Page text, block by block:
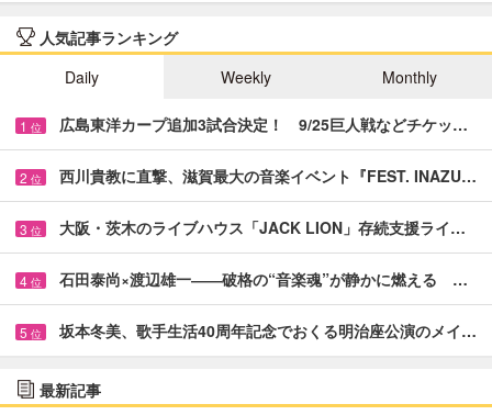
人気記事ランキング
Daily
Weekly Monthly
1 位 広島東洋カープ追加3試合決定！ 9/25巨人戦などチケッ…
2 位 西川貴教に直撃、滋賀最大の音楽イベント『FEST. INAZU…
3 位 大阪・茨木のライブハウス「JACK LION」存続支援ライ…
4 位 石田泰尚×渡辺雄一――破格の“音楽魂”が静かに燃える …
5 位 坂本冬美、歌手生活40周年記念でおくる明治座公演のメイ…
最新記事